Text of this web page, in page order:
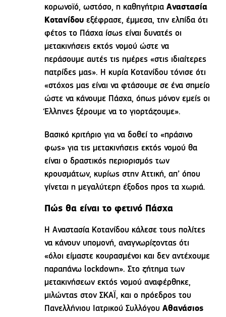
κορωνοϊό, ωστόσο, η καθηγήτρια Αναστασία
Κοτανίδου εξέφρασε, έμμεσα, την ελπίδα ότι
φέτος το Πάσχα ίσως είναι δυνατές οι
μετακινήσεις εκτός νομού ώστε να
περάσουμε αυτές τις ημέρες «στις ιδιαίτερες
πατρίδες μας». Η κυρία Κοτανίδου τόνισε ότι
«στόχος μας είναι να φτάσουμε σε ένα σημείο
ώστε να κάνουμε Πάσχα, όπως μόνον εμείς οι
Έλληνες ξέρουμε να το γιορτάζουμε».
Βασικό κριτήριο για να δοθεί το «πράσινο
φως» για τις μετακινήσεις εκτός νομού θα
είναι ο δραστικός περιορισμός των
κρουσμάτων, κυρίως στην Αττική, απ’ όπου
γίνεται η μεγαλύτερη έξοδος προς τα χωριά.
Πώς θα είναι το φετινό Πάσχα
Η Αναστασία Κοτανίδου κάλεσε τους πολίτες
να κάνουν υπομονή, αναγνωρίζοντας ότι
«όλοι είμαστε κουρασμένοι και δεν αντέχουμε
παραπάνω lockdown». Στο ζήτημα των
μετακινήσεων εκτός νομού αναφέρθηκε,
μιλώντας στον ΣΚΑΪ, και ο πρόεδρος του
Πανελλήνιου Ιατρικού ΣυλλόγουΑθανάσιος